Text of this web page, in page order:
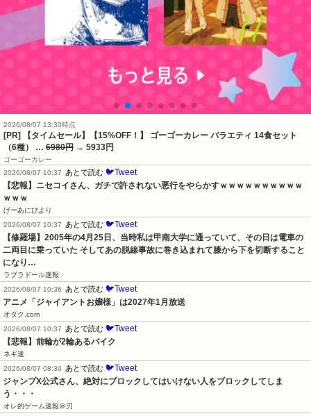
2026/08/07 13:30時点
[PR] 【タイムセール】【15%OFF！】 ゴーゴーカレー バラエティ 14食セット
（6種） … 6980円 → 5933円
ゴーゴーカレー
2026/08/07 10:37
あとで読む 🐦Tweet
【悲報】ニセコイさん、ガチで許されない悪行をやらかすｗｗｗｗｗｗｗｗｗｗ
ｗｗｗ
げーあにびより
2026/08/07 10:37
あとで読む 🐦Tweet
【修羅場】2005年の4月25日、当時私は甲南大学に通っていて、その日は電車の
二両目に乗っていた そしてあの脱線事故に巻き込まれて膝から下を切断すること
になり…
ラブラドール速報
2026/08/07 10:36
あとで読む 🐦Tweet
アニメ「ジャイアントお嬢様」は2027年1月放送
オタク.com
2026/08/07 10:37
あとで読む 🐦Tweet
【悲報】前輪が2輪あるバイク
ネギ速
2026/08/07 08:30
あとで読む 🐦Tweet
ジャンプX公式さん、絶対にブロックしてはいけない人をブロックしてしま
う・・・
オレ的ゲーム速報＠刃